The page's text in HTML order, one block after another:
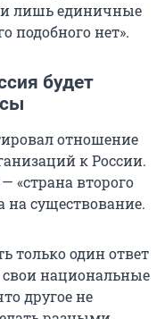
лишь единичные
подобного нет».
будет
отношение
к России.
«страна второго
на существование.
только один ответ
свои национальные
другое не